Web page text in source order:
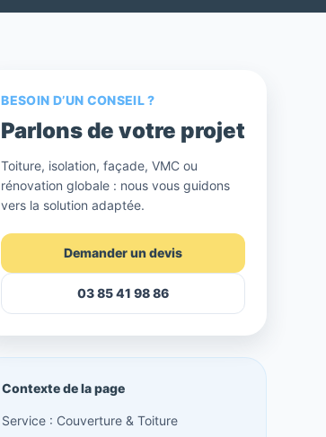
BESOIN D’UN CONSEIL ?
Parlons de votre projet
Toiture, isolation, façade, VMC ou
rénovation globale : nous vous guidons
vers la solution adaptée.
Demander un devis
03 85 41 98 86
Contexte de la page
Service : Couverture & Toiture